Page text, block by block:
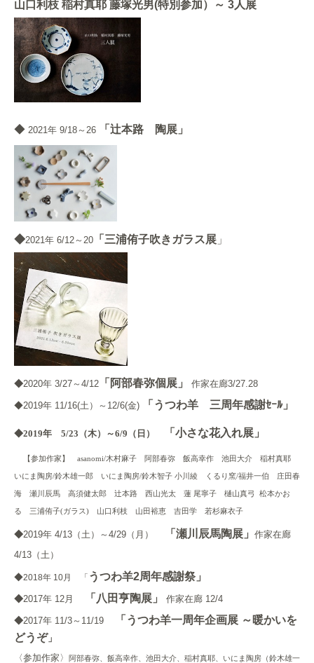
山口利枝 稲村真耶 藤塚光男(特別参加）～ 3人展
◆ 2021 年 9/18～26 「辻本路 陶展」
◆2021年 6/12～20 「三浦侑子吹きガラス展 」
◆2020年 3/27～4/12 「阿部春弥個展」 作家在廊3/27.28
◆2019年 11/16(土）～12/6(金) 「うつわ羊 三周年感謝ｾｰﾙ」
◆2019年 5/23（木）～6/9（日） 「小さな花入れ展」
【参加作家】 asanomi/木村麻子 阿部春弥 飯高幸作 池田大介 稲村真耶
いにま陶房/鈴木雄一郎 いにま陶房/鈴木智子 小川綾 くるり窯/福井一伯 庄田春
海 瀬川辰馬 高須健太郎 辻本路 西山光太 蓮 尾寧子 樋山真弓 松本かお
る 三浦侑子(ガラス) 山口利枝 山田裕恵 吉田学 若杉麻衣子
◆2019年 4/13（土）～4/29（月） 「瀬川辰馬陶展」 作家在廊
4/13（土）
◆2018年 10月 「 うつわ羊2周年感謝祭」
◆2017年 12月 「八田亨陶展」 作家在廊 12/4
◆2017年 11/3～11/19 「 うつわ羊一周年企画展 ～暖かいを
どうぞ」
〈参加作家〉
阿部春弥、飯高幸作、池田大介、稲村真耶、いにま陶房（鈴木雄一